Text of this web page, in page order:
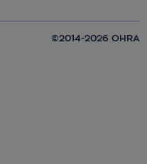
©2014-2026 OHRA